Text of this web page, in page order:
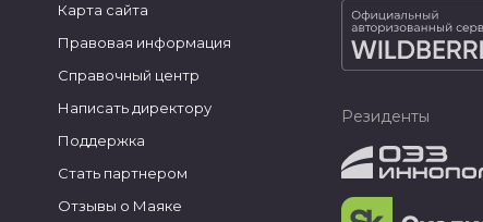
Карта сайта
Правовая информация
Справочный центр
Написать директору
Поддержка
Стать партнером
Отзывы о Маяке
Резиденты